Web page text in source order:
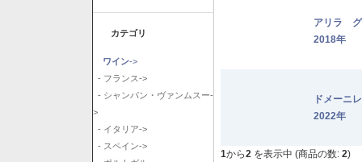
カテゴリ
ワイン->
- フランス->
- シャンパン・ヴァンムスー-
>
- イタリア->
- スペイン->
アリラ
2018年
ドメー
2022年
1から2 を表示中 (商品の数: 2)